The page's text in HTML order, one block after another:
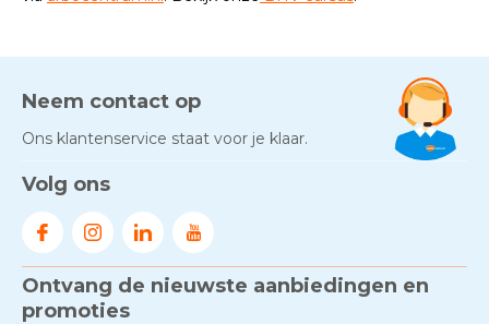
Neem contact op
Ons klantenservice staat voor je klaar.
Volg ons
Ontvang de nieuwste aanbiedingen en
promoties